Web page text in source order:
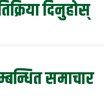
दिनुहोस्
समाचार